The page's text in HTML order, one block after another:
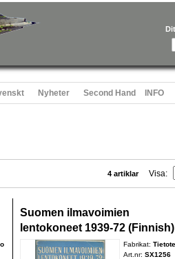
Nyheter Second Hand INFO
4 artiklar Visa
Suomen ilmavoimien
lentokoneet 1939-72 (Finnish)
Fabrikat:
Art.nr: SX1256